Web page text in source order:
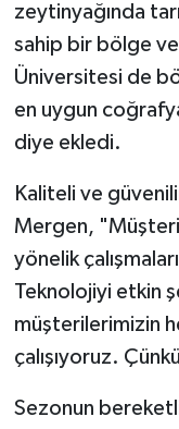
zeytinyağında
sahip bir bölge
Üniversitesi de
en uygun
diye ekledi.
Kaliteli ve
Mergen,
yönelik
Teknolojiyi etkin
müşterilerimizin
çalışıyoruz.
Sezonun